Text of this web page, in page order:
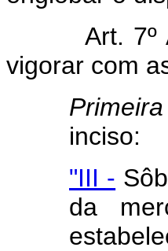
Art. 7º
vigorar com
Primeira
inciso:
"III -
da